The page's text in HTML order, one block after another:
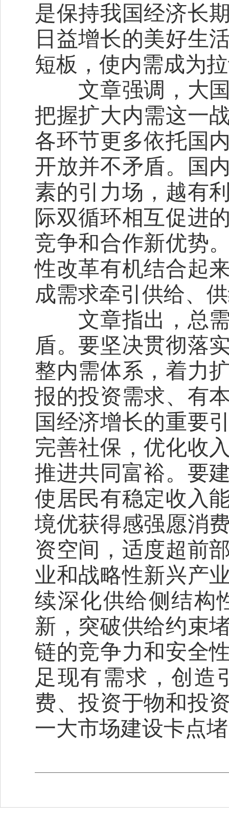
是保持我国经济长
日益增长的美好生
短板，使内需成为
文章强调，大国
把握扩大内需这一
各环节更多依托国
开放并不矛盾。国
素的引力场，越有
际双循环相互促进
竞争和合作新优势
性改革有机结合起
成需求牵引供给、
文章指出，总需
盾。要坚决贯彻落
整内需体系，着力
报的投资需求、有
国经济增长的重要
完善社保，优化收
推进共同富裕。要
使居民有稳定收入
境优获得感强愿消
资空间，适度超前
业和战略性新兴产
续深化供给侧结构
新，突破供给约束
链的竞争力和安全
足现有需求，创造
费、投资于物和投
一大市场建设卡点